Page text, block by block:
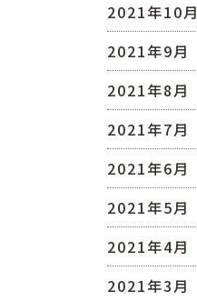
2021年10月
2021年9月
2021年8月
2021年7月
2021年6月
2021年5月
2021年4月
2021年3月